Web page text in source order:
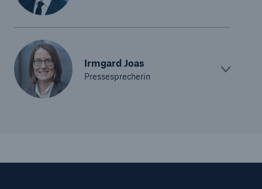
Irmgard Joas
Pressesprecherin
50 %
Cyber